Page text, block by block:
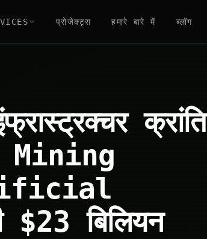
प्रोजेक्ट्स हमारे बारे में ब्लॉग
क्रांति
बिलियन